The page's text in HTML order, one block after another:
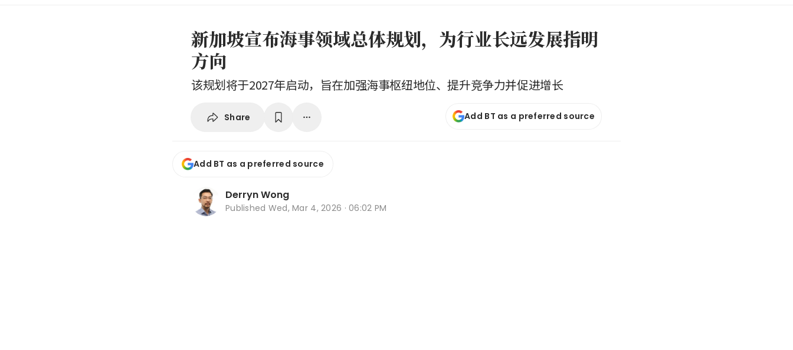
新加坡宣布海事领域总体规划，为行业长远发展指明
方向
该规划将于2027年启动，旨在加强海事枢纽地位、提升竞争力并促进增长
Share Add BT as a preferred source
Add BT as a preferred source
Derryn Wong
Published Wed, Mar 4, 2026 · 06:02 PM